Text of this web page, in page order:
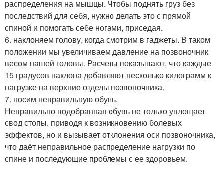
распределения на мышцы. Чтобы поднять груз без
последствий для себя, нужно делать это с прямой
спиной и помогать себе ногами, приседая.
6. наклоняем голову, когда смотрим в гаджеты. В таком
положении мы увеличиваем давление на позвоночник
весом нашей головы. Расчеты показывают, что каждые
15 градусов наклона добавляют несколько килограмм к
нагрузке на верхние отделы позвоночника.
7. носим неправильную обувь.
Неправильно подобранная обувь не только уплощает
свод стопы, приводя к возникновению болевых
эффектов, но и вызывает отклонения оси позвоночника,
что даёт неправильное распределение нагрузки по
спине и последующие проблемы с ее здоровьем.